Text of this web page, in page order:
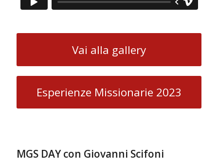
Vai alla gallery
Esperienze Missionarie 2023
MGS DAY con Giovanni Scifoni